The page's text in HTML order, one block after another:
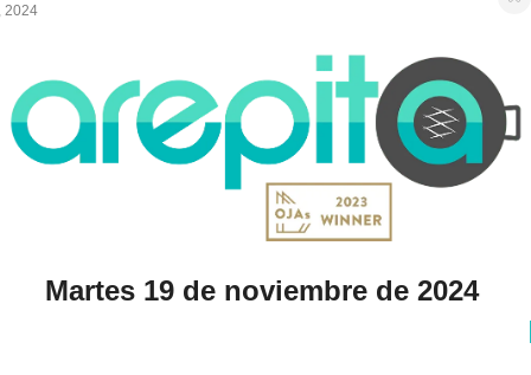
2024
Martes 19 de noviembre de 2024